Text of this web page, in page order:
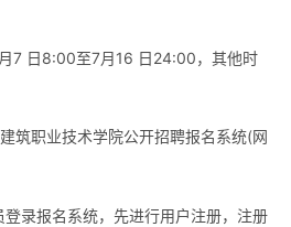
7 日8:00至7月16 日24:00，其他时
筑职业技术学院公开招聘报名系统(网
录报名系统，先进行用户注册，注册